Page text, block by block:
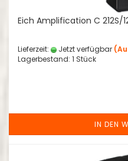
Eich Amplification C 212S/
Lieferzeit: Jetzt verfügbar
Lagerbestand: 1 Stück
IN DEN